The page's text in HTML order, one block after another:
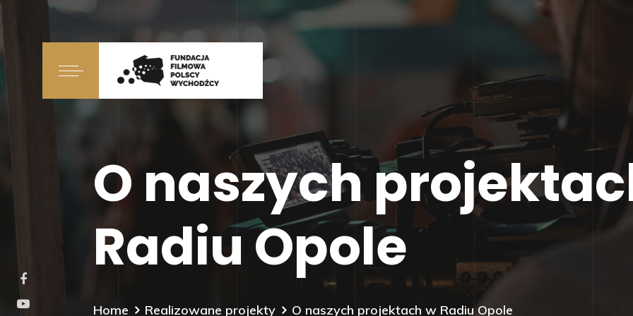
O naszych
Radiu Opole
Home Realizowane projekty O naszych projektach w Radiu Opole